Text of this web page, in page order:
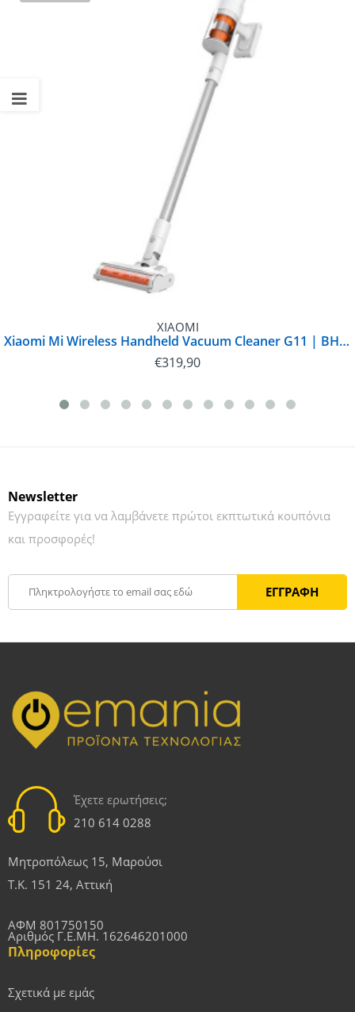
XIAOMI
Xiaomi Mi Wireless Handheld Vacuum Cleaner G11 | BHR5512EU
€319,90
Newsletter
Εγγραφείτε για να λαμβάνετε πρώτοι εκπτωτικά κουπόνια
και προσφορές!
Έχετε ερωτήσεις;
210 614 0288
Μητροπόλεως 15, Μαρούσι
Τ.Κ. 151 24, Αττική
ΑΦΜ 801750150
Αριθμός Γ.Ε.ΜΗ. 162646201000
Πληροφορίες
Σχετικά με εμάς